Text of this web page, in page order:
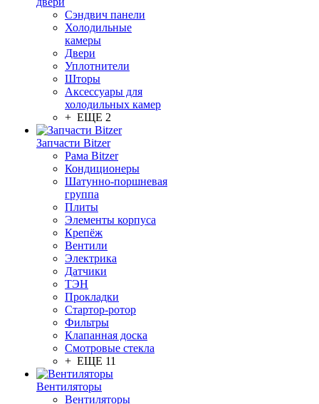
Сэндвич панели
Холодильные
камеры
Двери
Уплотнители
Шторы
Аксессуары для
холодильных камер
+ ЕЩЕ 2
Запчасти Bitzer
Рама Bitzer
Кондиционеры
Шатунно-поршневая
группа
Плиты
Элементы корпуса
Крепёж
Вентили
Электрика
Датчики
ТЭН
Прокладки
Стартор-ротор
Фильтры
Клапанная доска
Смотровые стекла
+ ЕЩЕ 11
Вентиляторы
Вентиляторы